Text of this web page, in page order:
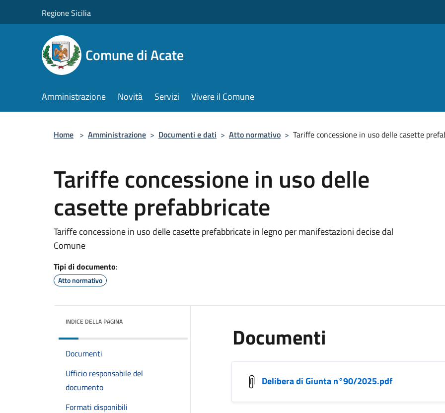
Regione Sicilia
Comune di Acate
Amministrazione Novità Servizi Vivere il Comune
Home > Amministrazione > Documenti e dati > Atto normativo > Tariffe concessione in uso delle casette
Tariffe concessione in uso delle
casette prefabbricate
Tariffe concessione in uso delle casette prefabbricate in legno per manifestazioni decise dal
Comune
Tipi di documento:
Atto normativo
INDICE DELLA PAGINA
Documenti
Ufficio responsabile del
documento
Formati disponibili
Documenti
Delibera di Giunta n°90/2025.pdf